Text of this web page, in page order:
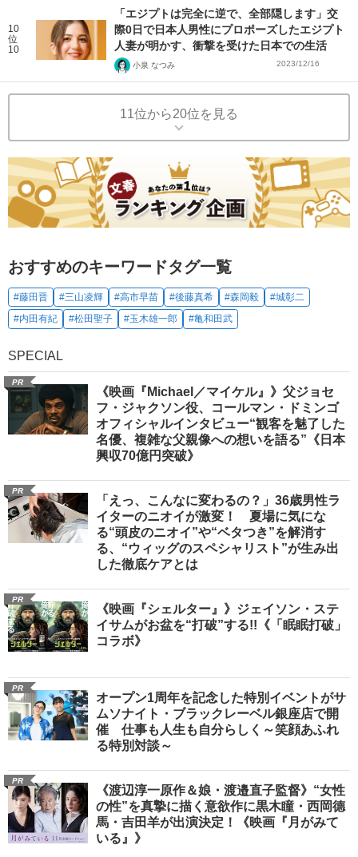
10
位
10
「エジプトは完全に逆で、全部隠します」交
際0日で日本人男性にプロポーズしたエジプト
人妻が明かす、衝撃を受けた日本での生活
小泉 なつみ 2023/12/16
11位から20位を見る
おすすめのキーワードタグ一覧
#藤田晋 #三山凌輝 #高市早苗 #後藤真希 #森岡毅
#城彰二
#内田有紀
#松田聖子 #玉木雄一郎 #亀和田武
SPECIAL
PR
《映画『Michael／マイケル』》父ジョセ
フ・ジャクソン役、コールマン・ドミンゴ
オフィシャルインタビュー“観客を魅了した
名優、複雑な父親像への想いを語る”《日本
興収70億円突破》
PR
「えっ、こんなに変わるの？」36歳男性ラ
イターのニオイが激変！ 夏場に気にな
る“頭皮のニオイ”や“ベタつき”を解消す
る、“ウィッグのスペシャリスト”が生み出
した徹底ケアとは
PR
《映画『シェルター』》ジェイソン・ステ
イサムがお盆を“打破”する!!《「眠眠打破」
コラボ》
PR
オープン1周年を記念した特別イベントがサ
ムソナイト・ブラックレーベル銀座店で開
催 仕事も人生も自分らしく～笑顔あふれ
る特別対談～
PR
《渡辺淳一原作＆娘・渡邉直子監督》“女性
の性”を真摯に描く意欲作に黒木瞳・西岡德
馬・吉田羊が出演決定！《映画『月がみて
いる』》